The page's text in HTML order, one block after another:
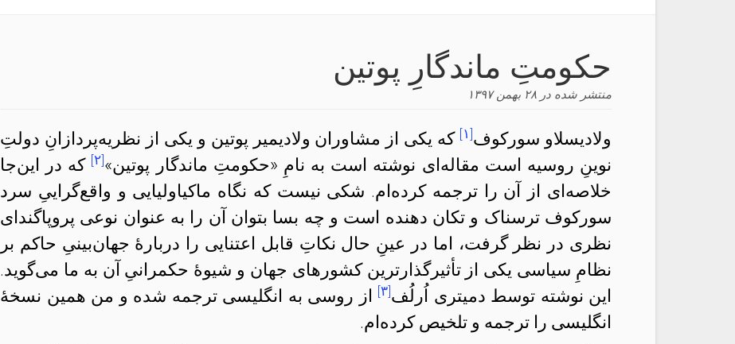
حکومتِ ماندگارِ پوتین
منتشر شده در ۲۸ بهمن ۱۳۹۷
ولادیسلاو سورکوف[۱] که یکی از مشاوران ولادیمیر پوتین و یکی از نظریه‌پردازانِ دولتِ
نوینِ روسیه است مقاله‌ای نوشته است به نامِ «حکومتِ ماندگار پوتین»[۲] که در این‌جا
خلاصه‌ای از آن را ترجمه کرده‌ام. شکی نیست که نگاه ماکیاولیایی و واقع‌گراییِ سرد
سورکوف ترسناک و تکان دهنده است و چه بسا بتوان آن را به عنوان نوعی پروپاگندای
نظری در نظر گرفت، اما در عینِ حال نکاتِ قابل اعتنایی را دربارهٔ جهان‌بینیِ حاکم بر
نظامِ سیاسی یکی از تأثیرگذارترین کشورهای جهان و شیوهٔ حکمرانیِ آن به ما می‌گوید.
این نوشته توسط دمیتری اُرلُف[۳] از روسی به انگلیسی ترجمه شده و من همین نسخهٔ
انگلیسی را ترجمه و تلخیص کرده‌ام.